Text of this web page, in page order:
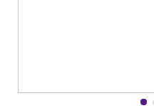
7º
Aparelho Jantar